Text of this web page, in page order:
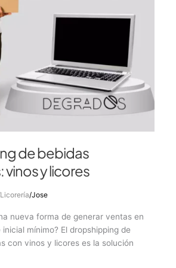
de bebidas
vinos y licores
Licorería/Jose
nueva forma de generar ventas en
mínimo? El dropshipping de
con vinos y licores es la solución